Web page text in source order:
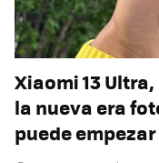
Xiaomi 13
la nueva era
puede